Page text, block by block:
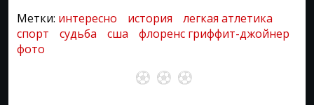
Метки: интересно история
легкая атлетика
спорт
судьба сша
флоренс гриффит-джойнер
фото